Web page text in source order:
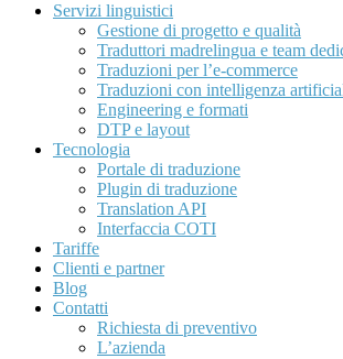
Servizi linguistici
Gestione di progetto e qualità
Traduttori madrelingua e team
Traduzioni per l’e-commerce
Traduzioni con intelligenza
Engineering e formati
DTP e layout
Tecnologia
Portale di traduzione
Plugin di traduzione
Translation API
Interfaccia COTI
Tariffe
Clienti e partner
Blog
Contatti
Richiesta di preventivo
L’azienda